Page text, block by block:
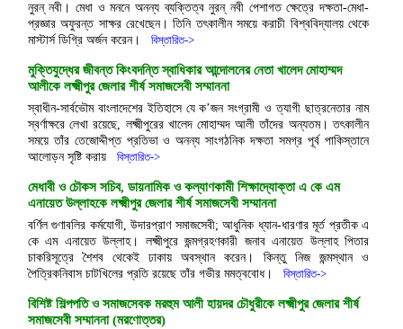
নুরন্ নবী। মেধা ও মননে অনন্য ব্যক্তিত্ব নুরন্ নবী পেশাগত ক্ষেত্রে দক্ষতা-মেধা-
প্রজ্ঞার অফুরন্ত সাক্ষর রেখেছেন। তিনি তৎকালীন সময়ে করাচী বিশ্ববিদ্যালয় থেকে
মাস্টার্স ডিগ্রি অর্জন করেন। বিস্তারিত->
মুক্তিযুদ্ধের জীবন্ত কিংবদন্তি স্বাধিকার আন্দোলনের নেতা খালেদ মোহাম্মদ
আলীকে লক্ষ্মীপুর জেলার শীর্ষ সমাজসেবী সম্মাননা
স্বাধীন-সার্বভৌম বাংলাদেশের ইতিহাসে যে ক’জন সংগ্রামী ও ত্যাগী ছাত্রনেতার নাম
স্বর্ণাক্ষরে লেখা রয়েছে, লক্ষ্মীপুরের খালেদ মোহাম্মদ আলী তাঁদের অন্যতম। তৎকালীন
সময়ে তাঁর তেজোদ্দীপ্ত প্রতিভা ও অনন্য সাংগঠনিক দক্ষতা সমগ্র পূর্ব পাকিস্তানে
আলোড়ন সৃষ্টি করায় বিস্তারিত->
মেধাবী ও চৌকস সচিব, ডায়নামিক ও কল্যাণকামী শিক্ষাদ্যোক্তা এ কে এম
এনায়েত উল্লাহকে লক্ষ্মীপুর জেলার শীর্ষ সমাজসেবী সম্মাননা
বর্ণিল গুণাবলির কর্মযোগী, উদারপ্রাণ সমাজসেবী; আধুনিক ধ্যান-ধারণার মূর্ত প্রতীক এ
কে এম এনায়েত উল্লাহ। লক্ষ্মীপুরে জন্মগ্রহণকারী জনাব এনায়েত উল্লাহ পিতার
চাকরিসূত্রে শৈশব থেকেই ঢাকায় অবস্থান করেন। কিন্তু নিজ জন্মস্থান ও
পৈত্রিকনিবাস চাটখিলের প্রতি রয়েছে তাঁর গভীর মমত্ববোধ। বিস্তারিত->
বিশিষ্ট শিল্পপতি ও সমাজসেবক মরহুম আলী হায়দর চৌধুরীকে লক্ষ্মীপুর জেলার শীর্ষ
সমাজসেবী সম্মাননা (মরণোত্তর)